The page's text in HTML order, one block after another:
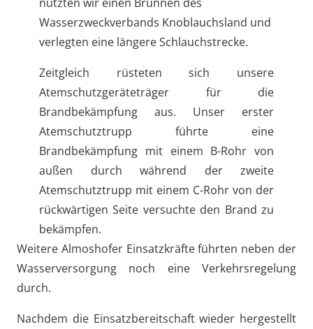
Wasserzweckverbands Knoblauchsland und
verlegten eine längere Schlauchstrecke.
Zeitgleich rüsteten sich unsere
Atemschutzgeräteträger für die
Brandbekämpfung aus. Unser erster
Atemschutztrupp führte eine
Brandbekämpfung mit einem B-Rohr von
außen durch während der zweite
Atemschutztrupp mit einem C-Rohr von der
rückwärtigen Seite versuchte den Brand zu
bekämpfen.
Weitere Almoshofer Einsatzkräfte führten neben der
Wasserversorgung noch eine Verkehrsregelung
durch.
Nachdem die Einsatzbereitschaft wieder hergestellt